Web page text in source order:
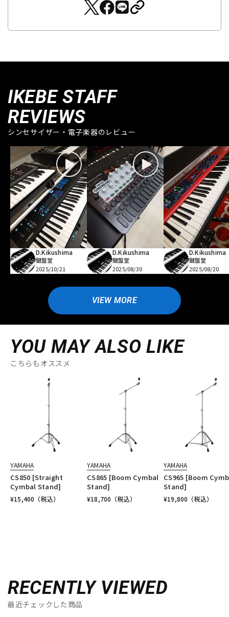
IKEBE STAFF
REVIEWS
シンセサイザー・電子楽器のレビュー
D.Kikushima
鍵盤堂
2025/10/21
D.Kikushima
鍵盤堂
2025/08/30
D.Kikushima
鍵盤堂
2025/08/20
VIEW MORE
YOU MAY ALSO LIKE
こちらもオススメ
YAMAHA
CS850 [Straight
Cymbal Stand]
¥15,400 （税込）
YAMAHA
CS865 [Boom Cymbal
Stand]
¥18,700 （税込）
YAMAHA
CS965 [Boom
Stand]
¥19,800 （税込）
RECENTLY VIEWED
最近チェックした商品